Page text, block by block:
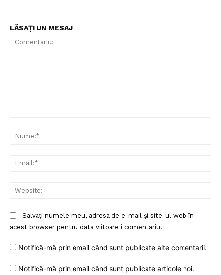
LĂSAȚI UN MESAJ
Salvați numele meu, adresa de e-mail și site-ul web în
acest browser pentru data viitoare i comentariu.
Notifică-mă prin email când sunt publicate alte comentarii.
Notifică-mă prin email când sunt publicate articole noi.